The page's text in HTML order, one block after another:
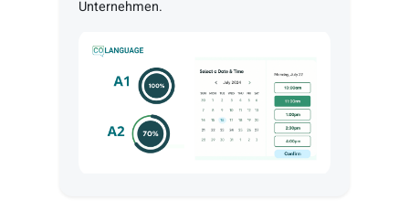
Flexible Preise – Mit jedem
Konversationskurs erhalten Sie
zu unserem Lernportal